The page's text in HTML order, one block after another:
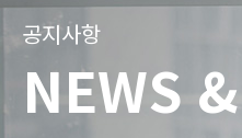
공지사항
NEWS